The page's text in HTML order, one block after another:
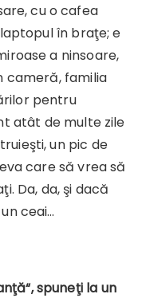
cu o cafea
în braţe; e
a ninsoare,
cameră, familia
pentru
atât de multe zile
un pic de
care să vrea să
Da, da, şi dacă
ceai…
spuneţi la un